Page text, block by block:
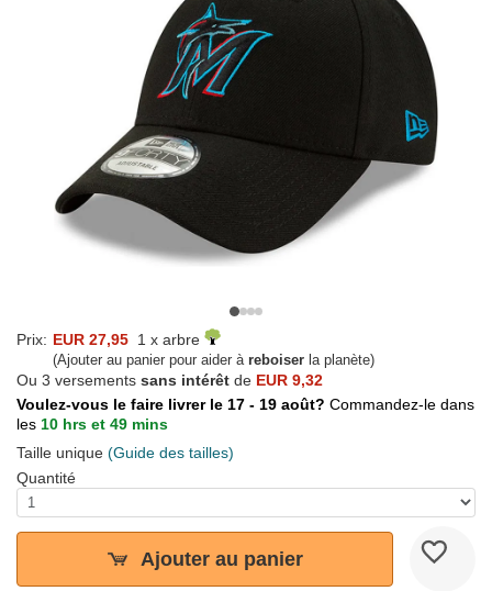
Prix: EUR 27,95 1 x arbre
(Ajouter au panier pour aider à reboiser la planète)
Ou 3 versements sans intérêt de EUR 9,32
Voulez-vous le faire livrer le 17 - 19 août? Commandez-le dans
les 10 hrs et 49 mins
Taille unique (Guide des tailles)
Quantité
Ajouter au panier